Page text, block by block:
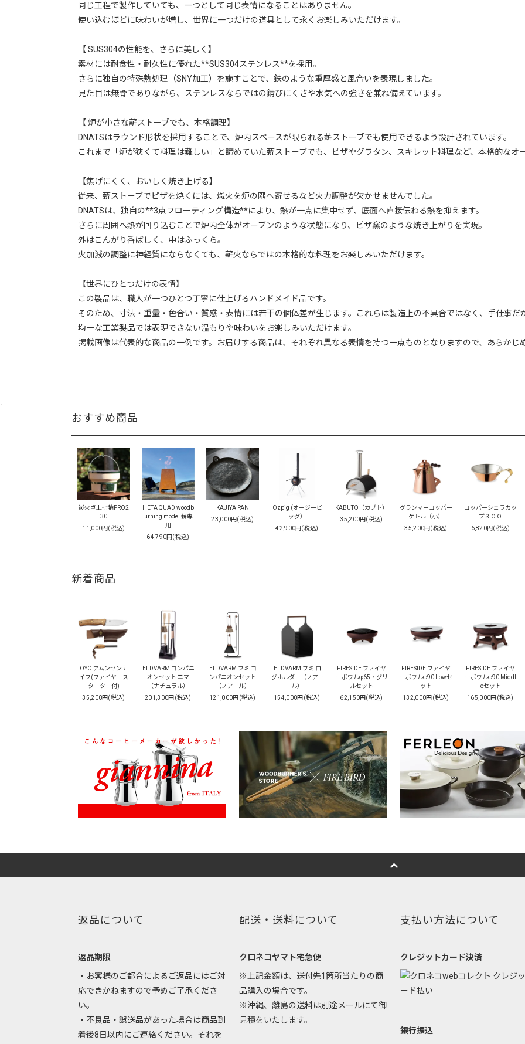
同じ工程で製作していても、一つとして同じ表情になることはありません。
使い込むほどに味わいが増し、世界に一つだけの道具として永くお楽しみいただけます。
【 SUS304の性能を、さらに美しく】
素材には耐食性・耐久性に優れた**SUS304ステンレス**を採用。
さらに独自の特殊熱処理（SNY加工）を施すことで、鉄のような重厚感と風合いを表現しました。
見た目は無骨でありながら、ステンレスならではの錆びにくさや水気への強さを兼ね備えています。
【 炉が小さな薪ストーブでも、本格調理】
DNATSはラウンド形状を採用することで、炉内スペースが限られる薪ストーブでも使用できるよう設計されています。
これまで「炉が狭くて料理は難しい」と諦めていた薪ストーブでも、ピザやグラタン、スキレット料理など、本格的なオ
【焦げにくく、おいしく焼き上げる】
従来、薪ストーブでピザを焼くには、熾火を炉の隅へ寄せるなど火力調整が欠かせませんでした。
DNATSは、独自の**3点フローティング構造**により、熱が一点に集中せず、底面へ直接伝わる熱を抑えます。
さらに周囲へ熱が回り込むことで炉内全体がオーブンのような状態になり、ピザ窯のような焼き上がりを実現。
外はこんがり香ばしく、中はふっくら。
火加減の調整に神経質にならなくても、薪火ならではの本格的な料理をお楽しみいただけます。
【世界にひとつだけの表情】
この製品は、職人が一つひとつ丁寧に仕上げるハンドメイド品です。
そのため、寸法・重量・色合い・質感・表情には若干の個体差が生じます。これらは製造上の不具合ではなく、手仕事
均一な工業製品では表現できない温もりや味わいをお楽しみいただけます。
掲載画像は代表的な商品の一例です。お届けする商品は、それぞれ異なる表情を持つ一点ものとなりますので、あらか
-
おすすめ商品
炭火卓上七輪PRO2
30
11,000円(税込)
HETA QUAD woodb
urning model 薪専
用
64,790円(税込)
KAJIYA PAN
23,000円(税込)
Ozpig (オージーピ
ッグ）
42,900円(税込)
KABUTO（カブト）
35,200円(税込)
グランマーコッパー
ケトル（小）
35,200円(税込)
コッパーシェラカッ
プ３００
6,820円(税込)
新着商品
OYO アムンセンナ
イフ(ファイヤース
ターター付)
35,200円(税込)
ELDVARM コンパニ
オンセット エマ
（ナチュラル）
201,300円(税込)
ELDVARM フミ コ
ンパニオンセット
（ノアール）
121,000円(税込)
ELDVARM フミ ロ
グホルダー（ノアー
ル）
154,000円(税込)
FIRESIDE ファイヤ
ーボウルφ65・グリ
ルセット
62,150円(税込)
FIRESIDE ファイヤ
ーボウルφ90 Lowセ
ット
132,000円(税込)
FIRESIDE ファイヤ
ーボウルφ90 Middl
eセット
165,000円(税込)
返品について
返品期限
・お客様のご都合によるご返品にはご対
応できかねますので予めご了承くださ
い。
・不良品・誤送品があった場合は商品到
着後8日以内にご連絡ください。それを
配送・送料について
クロネコヤマト宅急便
※上記金額は、送付先1箇所当たりの商
品購入の場合です。
※沖縄、離島の送料は別途メールにて御
見積をいたします。
支払い方法について
クレジットカード決済
銀行振込